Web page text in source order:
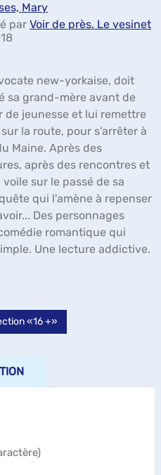
Mary
par Voir de près. Le vesinet
new-yorkaise, doit
sa grand-mère avant de
de jeunesse et lui remettre
la route, pour s'arrêter à
Maine. Après des
après des rencontres et
sur le passé de sa
qui l'amène à repenser
Des personnages
romantique qui
Une lecture addictive.
«16 +»